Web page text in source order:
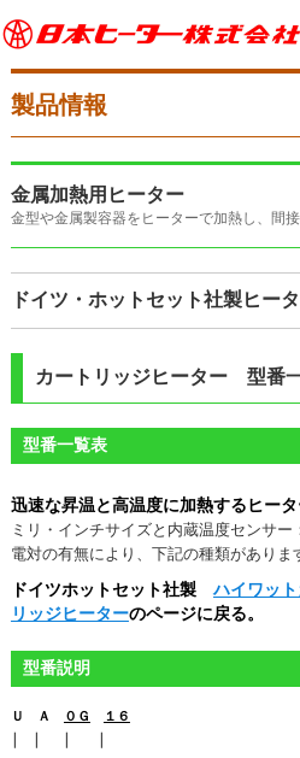
製品情報
金属加熱用ヒーター
金型や金属製容器をヒーターで加熱し、間
ドイツ・ホットセット社製ヒー
カートリッジヒーター 型番
型番一覧表
迅速な昇温と高温度に加熱するヒー
ミリ・インチサイズと内蔵温度センサー
電対の有無により、下記の種類がありま
ドイツホットセット社製ハイワット
リッジヒーターのページに戻る。
型番説明
Ｕ Ａ ０Ｇ
１６